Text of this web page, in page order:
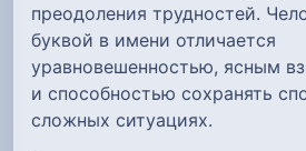
преодоления трудностей.
буквой в имени отличается
уравновешенностью, ясным
и способностью сохранять
сложных ситуациях.